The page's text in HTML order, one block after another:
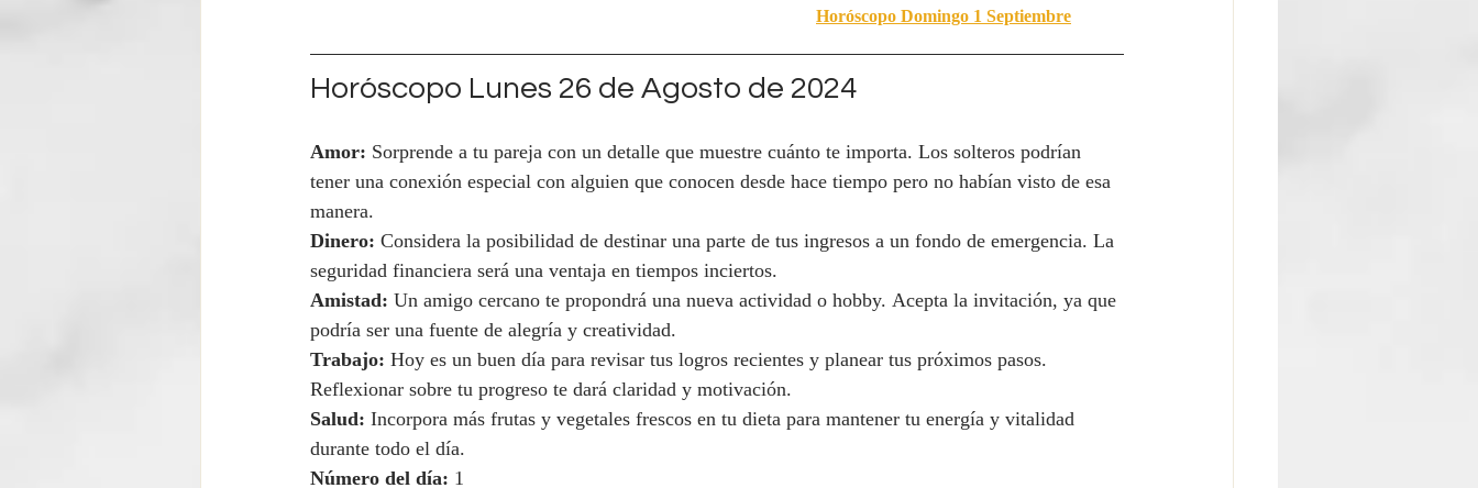
Horóscopo Domingo 1 Septiembre
Horóscopo Lunes 26 de Agosto de 2024
Amor: Sorprende a tu pareja con un detalle que muestre cuánto te importa. Los solteros podrían
tener una conexión especial con alguien que conocen desde hace tiempo pero no habían visto de esa
manera.
Dinero: Considera la posibilidad de destinar una parte de tus ingresos a un fondo de emergencia. La
seguridad financiera será una ventaja en tiempos inciertos.
Amistad: Un amigo cercano te propondrá una nueva actividad o hobby. Acepta la invitación, ya que
podría ser una fuente de alegría y creatividad.
Trabajo: Hoy es un buen día para revisar tus logros recientes y planear tus próximos pasos.
Reflexionar sobre tu progreso te dará claridad y motivación.
Salud: Incorpora más frutas y vegetales frescos en tu dieta para mantener tu energía y vitalidad
durante todo el día.
Número del día: 1